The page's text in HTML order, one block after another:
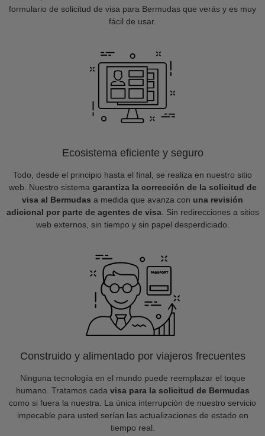
formulario de solicitud de visa para Bermudas que verás y es muy
fácil de usar.
Ecosistema eficiente y seguro
Todo, desde el principio hasta el final, se realiza en nuestro sitio
web. Nuestro sistema garantiza la corrección de la solicitud de
visa al Bermudas a medida que avanza con una revisión
adicional por parte de agentes de visa. Sin redirecciones a sitios
web externos, sin tiempo y sin papel desperdiciado.
Construido y alimentado por viajeros frecuentes
Ninguna tecnología en el mundo puede reemplazar el toque
humano. Tratamos cada visa para la solicitud de Bermudas
como si fuera la nuestra. La única interrupción de nuestro servicio
impecable para usted serían las actualizaciones de estado en
tiempo real.